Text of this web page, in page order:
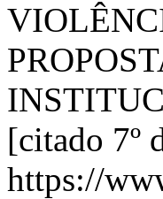
[citado 7º
https://